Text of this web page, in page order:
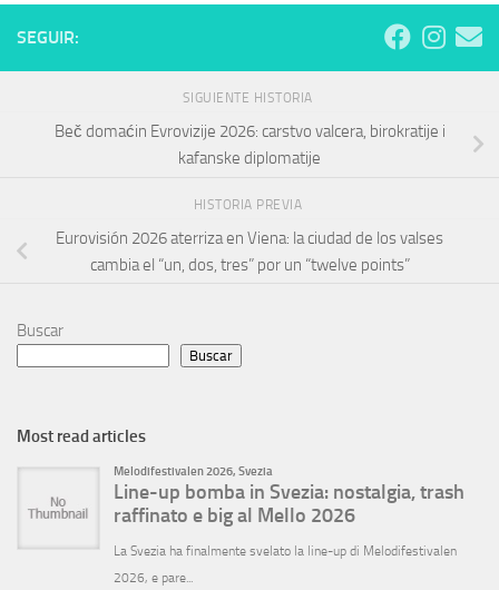
SEGUIR:
SIGUIENTE HISTORIA
Beč domaćin Evrovizije 2026: carstvo valcera, birokratije i
kafanske diplomatije
HISTORIA PREVIA
Eurovisión 2026 aterriza en Viena: la ciudad de los valses
cambia el “un, dos, tres” por un “twelve points”
Buscar
Buscar
Most read articles